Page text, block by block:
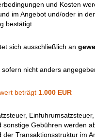
und Kosten
im Angebot und/oder in der
bestätigt.
sich ausschließlich an
, sofern nicht anders
beträgt 1.000 EUR
Einfuhrumsatzsteuer,
sonstige Gebühren werden
der Transaktionsstruktur im